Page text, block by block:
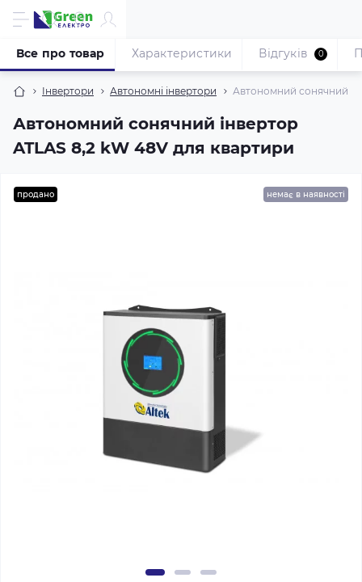
Iнвертори Автономні інвертори Автономний сонячний
Автономний сонячний інвертор
ATLAS 8,2 kW 48V для квартири
Все про товар Характеристики Відгуків 0
продано немає в наявності